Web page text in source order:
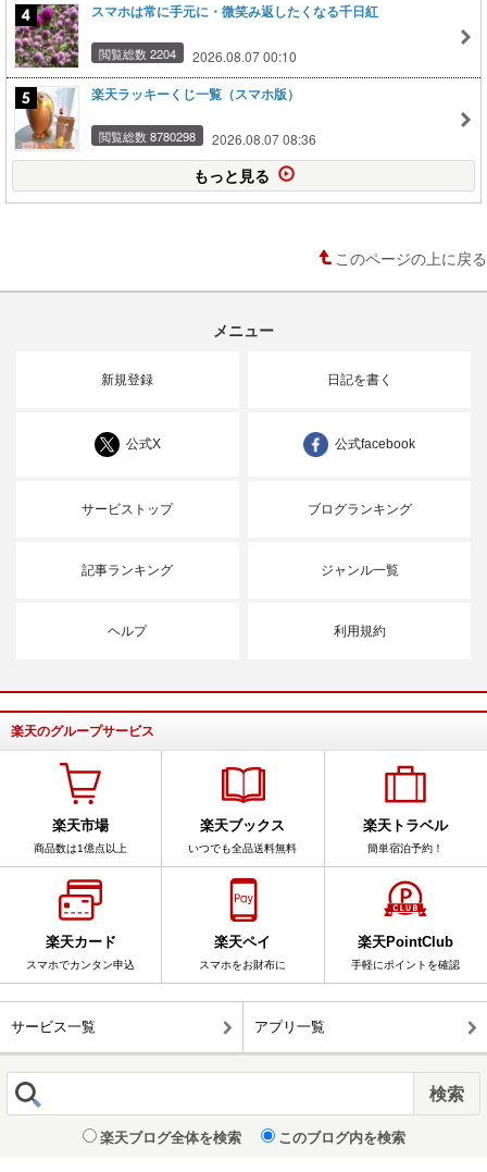
スマホは常に手元に・微笑み返したくなる千日紅
閲覧総数 2204 2026.08.07 00:10
楽天ラッキーくじ一覧（スマホ版）
閲覧総数 8780298 2026.08.07 08:36
もっと見る
このページの上に戻る
メニュー
新規登録 日記を書く
公式X 公式facebook
サービストップ ブログランキング
記事ランキング ジャンル一覧
ヘルプ 利用規約
楽天のグループサービス
楽天市場
商品数は1億点以上
楽天ブックス
いつでも全品送料無料
楽天トラベル
簡単宿泊予約！
楽天カード
スマホでカンタン申込
楽天ペイ
スマホをお財布に
楽天PointClub
手軽にポイントを確認
サービス一覧 アプリ一覧
楽天ブログ全体を検索 このブログ内を検索